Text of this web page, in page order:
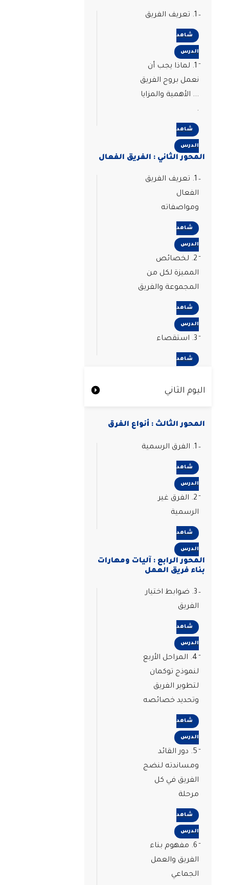
شاهد
الدرس
1. لماذا يجب أن
نعمل بروح الفريق
... الأهمية والمزايا
شاهد
الدرس
المحور الثاني : الفريق الفعال
1. تعريف الفريق
الفعال
ومواصفاته
شاهد
الدرس
2. لخصائص
المميزة لكل من
المجموعة والفريق
شاهد
الدرس
شاهد
اليوم الثاني
المحور الثالث : أنواع الفرق
شاهد
الدرس
2. الفرق غير
الرسمية
شاهد
الدرس
المحور الرابع : آليات ومهارات
بناء فريق العمل
3. ضوابط اختيار
الفريق
شاهد
الدرس
4. المراحل الأربع
لنموذج توكمان
لتطوير الفريق
وتحديد خصائصه
شاهد
الدرس
5. دور القائد
ومساندته لنضج
الفريق في كل
مرحلة
شاهد
الدرس
6. مفهوم بناء
الفريق والعمل
الجماعي